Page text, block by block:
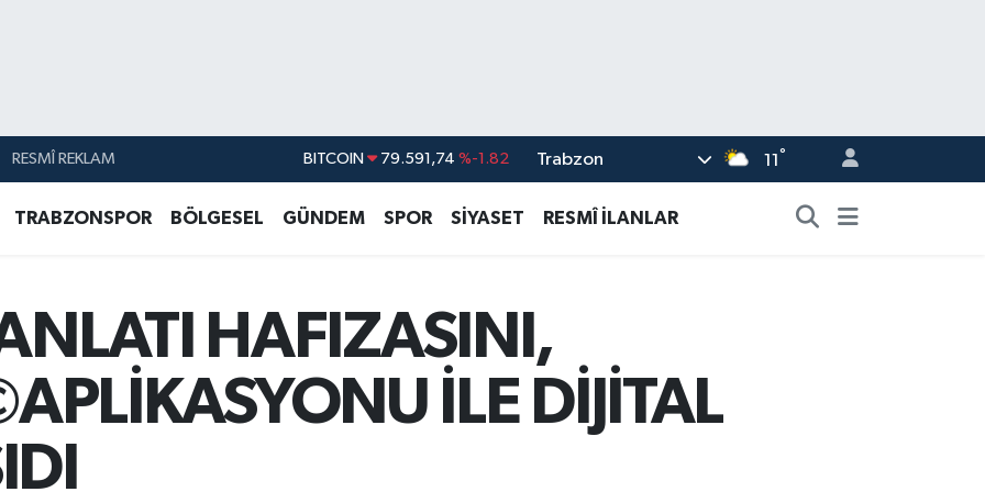
RESMÎ REKLAM DOLAR 45,43620 %0.02
BİST100 14.598,00 %0
BITCOIN 79.591,74 %-1.82
Trabzon 11 °
TRABZONSPOR BÖLGESEL GÜNDEM SPOR SİYASET RESMÎ İLANLAR
HAFIZASINI,
İLE DİJİTAL